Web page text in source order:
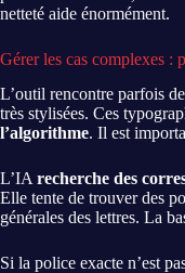
netteté aide énormément.
Gérer les cas complexes :
L’outil rencontre parfois
très stylisées. Ces
l’algorithme. Il est
L’IArecherche des
Elle tente de trouver des
générales des lettres. La
Si la police exacte n’est